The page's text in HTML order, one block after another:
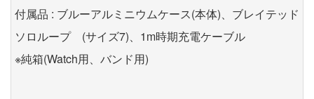
付属品 : ブルーアルミニウムケース(本体)、ブレイテッド
ソロループ (サイズ7)、1m時期充電ケーブル
※純箱(Watch用、バンド用)